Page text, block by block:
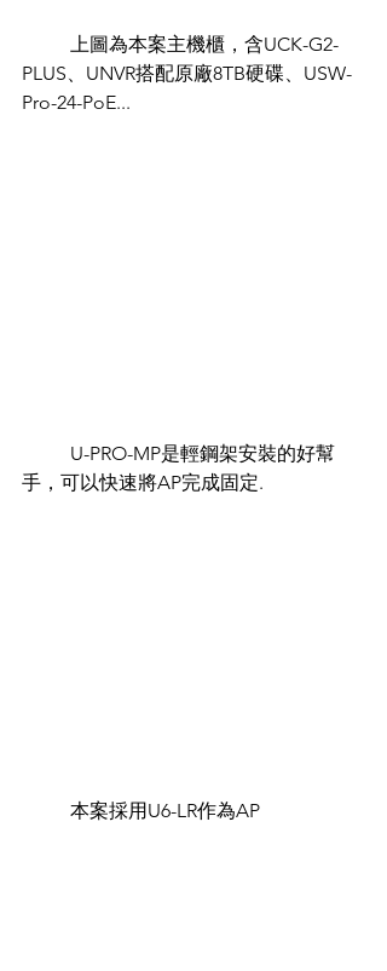
PLUS、UNVR搭配原廠8TB硬碟、USW-
Pro-24-PoE...
手，可以快速將AP完成固定.
	本案採用U6-LR作為AP